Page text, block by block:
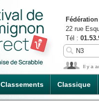
Classements Classique
22 rue
Tél :
Il y a